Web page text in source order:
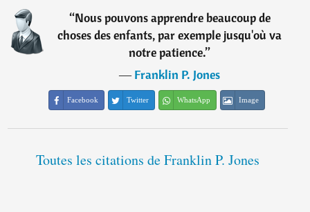
“Nous pouvons apprendre beaucoup de
choses des enfants, par exemple jusqu'où va
notre patience.”
―Franklin P. Jones
Facebook Twitter WhatsApp Image
Toutes les citations de Franklin P. Jones